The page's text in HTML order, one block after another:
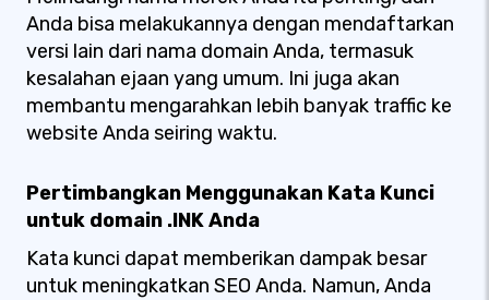
Anda bisa melakukannya dengan mendaftarkan
versi lain dari nama domain Anda, termasuk
kesalahan ejaan yang umum. Ini juga akan
membantu mengarahkan lebih banyak traffic ke
website Anda seiring waktu.
Pertimbangkan Menggunakan Kata Kunci
untuk domain .INK Anda
Kata kunci dapat memberikan dampak besar
untuk meningkatkan SEO Anda. Namun, Anda